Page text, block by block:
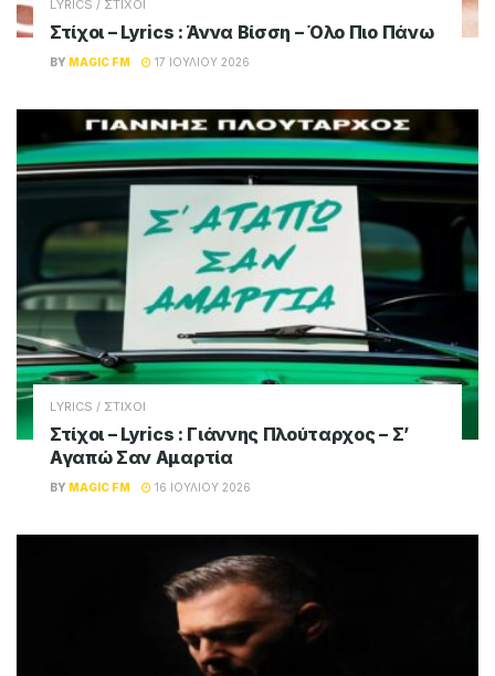
LYRICS / ΣΤΙΧΟΙ
Στίχοι – Lyrics : Άννα Βίσση – Όλο Πιο Πάνω
BY MAGIC FM 17 ΙΟΥΛΊΟΥ 2026
LYRICS / ΣΤΙΧΟΙ
Στίχοι – Lyrics : Γιάννης Πλούταρχος – Σ’
Αγαπώ Σαν Αμαρτία
BY MAGIC FM 16 ΙΟΥΛΊΟΥ 2026